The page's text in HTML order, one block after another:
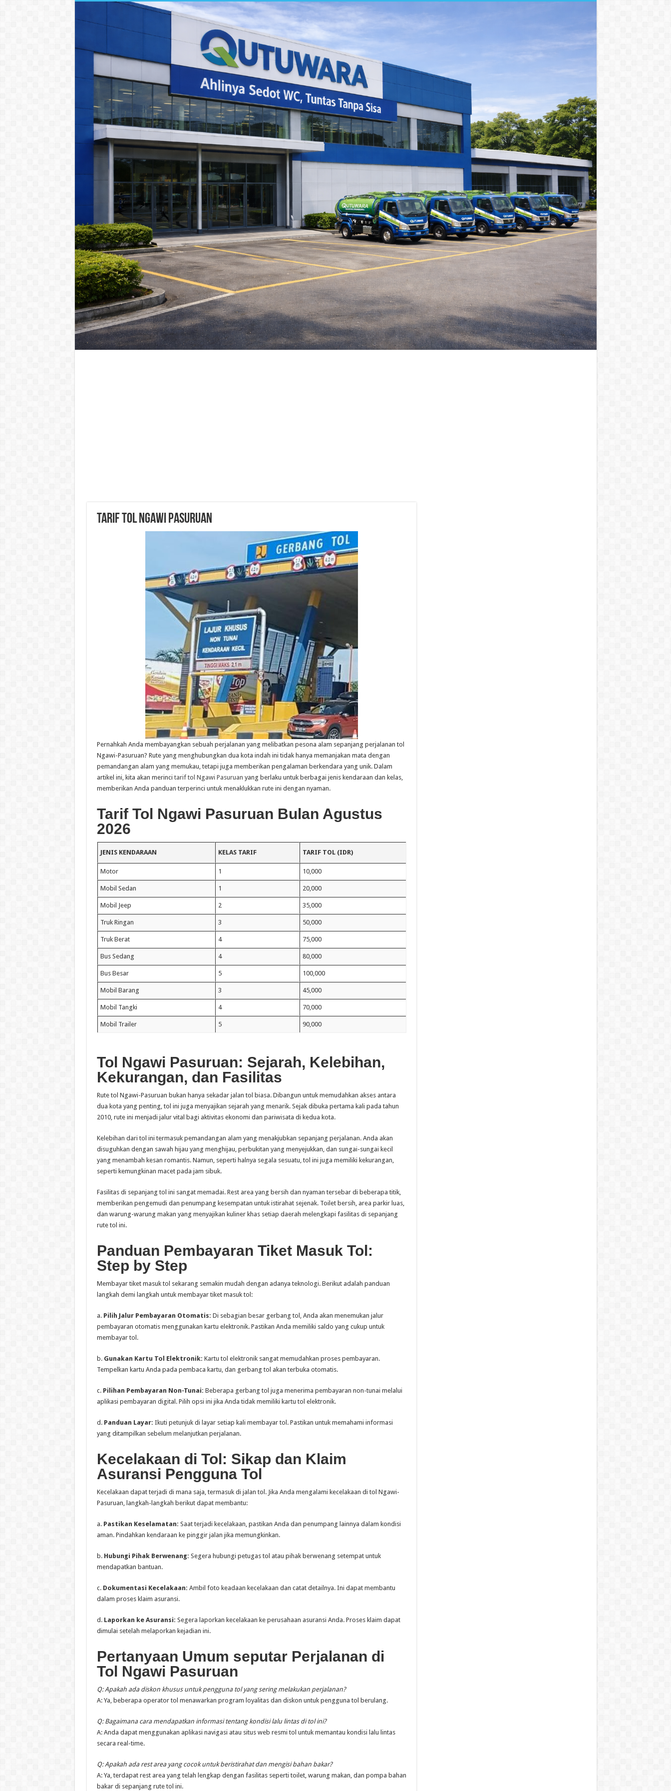
Tarif Tol Ngawi Pasuruan
Pernahkah Anda membayangkan sebuah perjalanan yang melibatkan pesona alam sepanjang perjalanan tol
Ngawi-Pasuruan? Rute yang menghubungkan dua kota indah ini tidak hanya memanjakan mata dengan
pemandangan alam yang memukau, tetapi juga memberikan pengalaman berkendara yang unik. Dalam
artikel ini, kita akan merinci tarif tol Ngawi Pasuruan yang berlaku untuk berbagai jenis kendaraan dan kelas,
memberikan Anda panduan terperinci untuk menaklukkan rute ini dengan nyaman.
Tarif Tol Ngawi Pasuruan Bulan Agustus
2026
JENIS KENDARAAN KELAS TARIF TARIF TOL (IDR)
Motor 1 10,000
Mobil Sedan 1 20,000
Mobil Jeep 2 35,000
Truk Ringan 3 50,000
Truk Berat 4 75,000
Bus Sedang 4 80,000
Bus Besar 5 100,000
Mobil Barang 3 45,000
Mobil Tangki 4 70,000
Mobil Trailer 5 90,000
Tol Ngawi Pasuruan: Sejarah, Kelebihan,
Kekurangan, dan Fasilitas
Rute tol Ngawi-Pasuruan bukan hanya sekadar jalan tol biasa. Dibangun untuk memudahkan akses antara
dua kota yang penting, tol ini juga menyajikan sejarah yang menarik. Sejak dibuka pertama kali pada tahun
2010, rute ini menjadi jalur vital bagi aktivitas ekonomi dan pariwisata di kedua kota.
Kelebihan dari tol ini termasuk pemandangan alam yang menakjubkan sepanjang perjalanan. Anda akan
disuguhkan dengan sawah hijau yang menghijau, perbukitan yang menyejukkan, dan sungai-sungai kecil
yang menambah kesan romantis. Namun, seperti halnya segala sesuatu, tol ini juga memiliki kekurangan,
seperti kemungkinan macet pada jam sibuk.
Fasilitas di sepanjang tol ini sangat memadai. Rest area yang bersih dan nyaman tersebar di beberapa titik,
memberikan pengemudi dan penumpang kesempatan untuk istirahat sejenak. Toilet bersih, area parkir luas,
dan warung-warung makan yang menyajikan kuliner khas setiap daerah melengkapi fasilitas di sepanjang
rute tol ini.
Panduan Pembayaran Tiket Masuk Tol:
Step by Step
Membayar tiket masuk tol sekarang semakin mudah dengan adanya teknologi. Berikut adalah panduan
langkah demi langkah untuk membayar tiket masuk tol:
a. Pilih Jalur Pembayaran Otomatis: Di sebagian besar gerbang tol, Anda akan menemukan jalur
pembayaran otomatis menggunakan kartu elektronik. Pastikan Anda memiliki saldo yang cukup untuk
membayar tol.
b. Gunakan Kartu Tol Elektronik: Kartu tol elektronik sangat memudahkan proses pembayaran.
Tempelkan kartu Anda pada pembaca kartu, dan gerbang tol akan terbuka otomatis.
c. Pilihan Pembayaran Non-Tunai: Beberapa gerbang tol juga menerima pembayaran non-tunai melalui
aplikasi pembayaran digital. Pilih opsi ini jika Anda tidak memiliki kartu tol elektronik.
d. Panduan Layar: Ikuti petunjuk di layar setiap kali membayar tol. Pastikan untuk memahami informasi
yang ditampilkan sebelum melanjutkan perjalanan.
Kecelakaan di Tol: Sikap dan Klaim
Asuransi Pengguna Tol
Kecelakaan dapat terjadi di mana saja, termasuk di jalan tol. Jika Anda mengalami kecelakaan di tol Ngawi-
Pasuruan, langkah-langkah berikut dapat membantu:
a. Pastikan Keselamatan: Saat terjadi kecelakaan, pastikan Anda dan penumpang lainnya dalam kondisi
aman. Pindahkan kendaraan ke pinggir jalan jika memungkinkan.
b. Hubungi Pihak Berwenang: Segera hubungi petugas tol atau pihak berwenang setempat untuk
mendapatkan bantuan.
c. Dokumentasi Kecelakaan: Ambil foto keadaan kecelakaan dan catat detailnya. Ini dapat membantu
dalam proses klaim asuransi.
d. Laporkan ke Asuransi: Segera laporkan kecelakaan ke perusahaan asuransi Anda. Proses klaim dapat
dimulai setelah melaporkan kejadian ini.
Pertanyaan Umum seputar Perjalanan di
Tol Ngawi Pasuruan
Q: Apakah ada diskon khusus untuk pengguna tol yang sering melakukan perjalanan?
A: Ya, beberapa operator tol menawarkan program loyalitas dan diskon untuk pengguna tol berulang.
Q: Bagaimana cara mendapatkan informasi tentang kondisi lalu lintas di tol ini?
A: Anda dapat menggunakan aplikasi navigasi atau situs web resmi tol untuk memantau kondisi lalu lintas
secara real-time.
Q: Apakah ada rest area yang cocok untuk beristirahat dan mengisi bahan bakar?
A: Ya, terdapat rest area yang telah lengkap dengan fasilitas seperti toilet, warung makan, dan pompa bahan
bakar di sepanjang rute tol ini.